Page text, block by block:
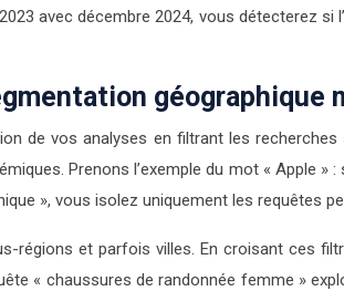
avec décembre 2024, vous détecterez
géographique
de vos analyses en filtrant les
Prenons l’exemple du mot « Apple
», vous isolez uniquement les requêtes
régions et parfois villes. En croisant ces
« chaussures de randonnée femme »